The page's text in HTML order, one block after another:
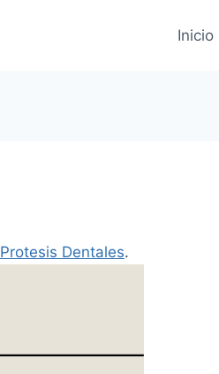
Inicio
Protesis Dentales.